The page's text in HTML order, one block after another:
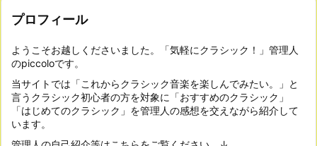
プロフィール
ようこそお越しくださいました。「気軽にクラシック！」管理人
のpiccoloです。
当サイトでは「これからクラシック音楽を楽しんでみたい。」と
言うクラシック初心者の方を対象に「おすすめのクラシック」
「はじめてのクラシック」を管理人の感想を交えながら紹介して
います。